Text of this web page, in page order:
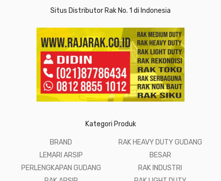
Situs Distributor Rak No. 1 di Indonesia
Kategori Produk
BRAND
LEMARI ARSIP
PERLENGKAPAN GUDANG
RAK HEAVY DUTY GUDANG
BESAR
RAK INDUSTRI